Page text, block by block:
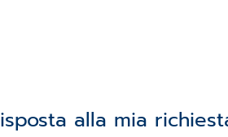
alla mia